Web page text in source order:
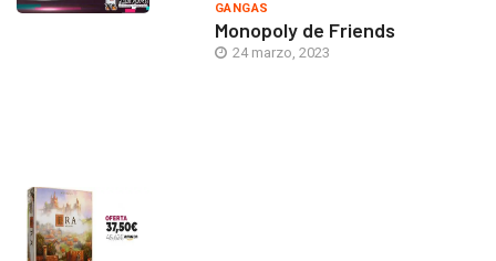
GANGAS
Monopoly de Friends
24 marzo, 2023